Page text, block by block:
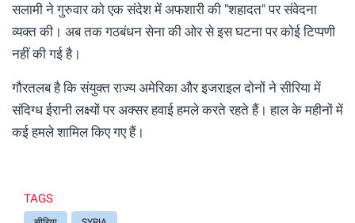
सलामी ने गुरुवार को एक संदेश में अफशारी की "शहादत" पर संवेदना
व्यक्त की। अब तक गठबंधन सेना की ओर से इस घटना पर कोई टिप्पणी
नहीं की गई है।
गौरतलब है क‍ि संयुक्त राज्य अमेरिका और इजराइल दोनों ने सीरिया में
संदिग्ध ईरानी लक्ष्यों पर अक्सर हवाई हमले करते रहते हैं। हाल के महीनों में
कई हमले शामिल क‍िए गए हैं।
TAGS